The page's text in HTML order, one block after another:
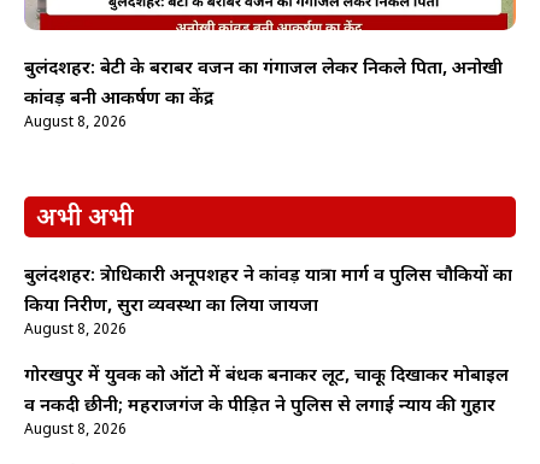
बुलंदशहर: बेटी के बराबर वजन का गंगाजल लेकर निकले पिता, अनोखी
कांवड़ बनी आकर्षण का केंद्र
August 8, 2026
अभी अभी
बुलंदशहर: क्षेत्राधिकारी अनूपशहर ने कांवड़ यात्रा मार्ग व पुलिस चौकियों का
किया निरीक्षण, सुरक्षा व्यवस्था का लिया जायजा
August 8, 2026
गोरखपुर में युवक को ऑटो में बंधक बनाकर लूट, चाकू दिखाकर मोबाइल
व नकदी छीनी; महराजगंज के पीड़ित ने पुलिस से लगाई न्याय की गुहार
August 8, 2026